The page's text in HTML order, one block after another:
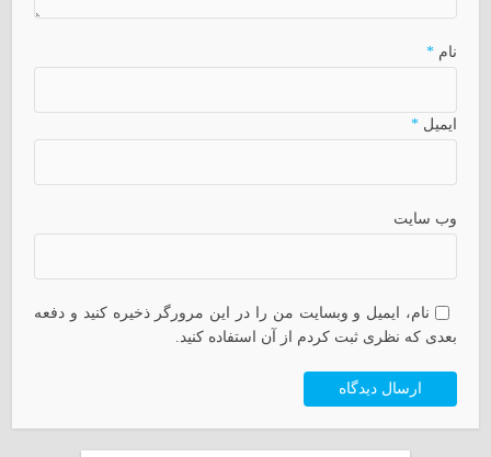
نام*
ایمیل*
وب سایت
نام، ایمیل و وبسایت من را در این مرورگر ذخیره کنید و دفعه
بعدی که نظری ثبت کردم از آن استفاده کنید.